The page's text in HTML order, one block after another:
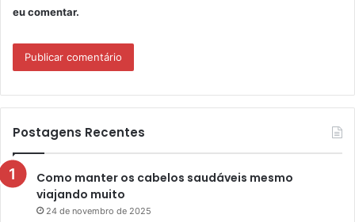
eu comentar.
Postagens Recentes
Como manter os cabelos saudáveis mesmo
viajando muito
24 de novembro de 2025